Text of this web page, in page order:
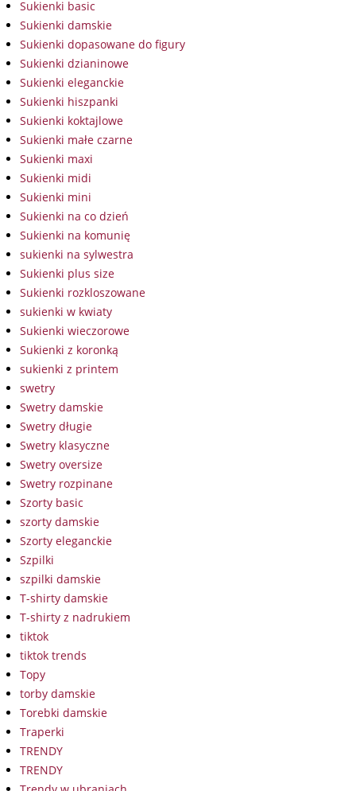
Sukienki basic
Sukienki damskie
Sukienki dopasowane do figury
Sukienki dzianinowe
Sukienki eleganckie
Sukienki hiszpanki
Sukienki koktajlowe
Sukienki małe czarne
Sukienki maxi
Sukienki midi
Sukienki mini
Sukienki na co dzień
Sukienki na komunię
sukienki na sylwestra
Sukienki plus size
Sukienki rozkloszowane
sukienki w kwiaty
Sukienki wieczorowe
Sukienki z koronką
sukienki z printem
swetry
Swetry damskie
Swetry długie
Swetry klasyczne
Swetry oversize
Swetry rozpinane
Szorty basic
szorty damskie
Szorty eleganckie
Szpilki
szpilki damskie
T-shirty damskie
T-shirty z nadrukiem
tiktok
tiktok trends
Topy
torby damskie
Torebki damskie
Traperki
TRENDY
TRENDY